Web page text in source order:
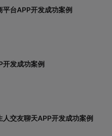
台APP开发成功案例
开发成功案例
交友聊天APP开发成功案例